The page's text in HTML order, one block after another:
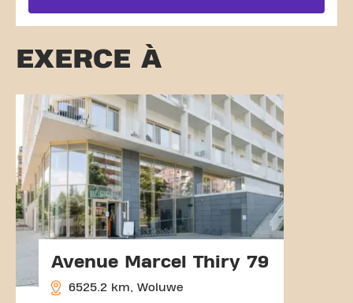
EXERCE À
Avenue Marcel Thiry 79
6525.2 km, Woluwe